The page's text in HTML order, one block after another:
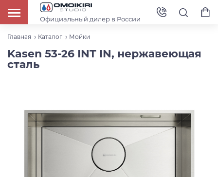
Официальный дилер в России
Главная Каталог Мойки
Kasen 53-26 INT IN, нержавеющая
сталь